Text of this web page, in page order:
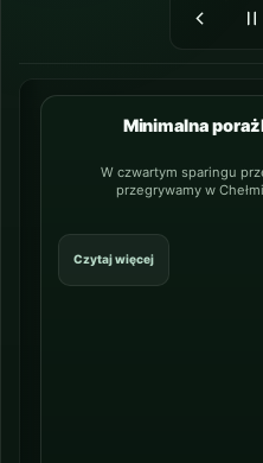
Minimalna
W czwartym sparingu
przegrywamy w
Czytaj więcej